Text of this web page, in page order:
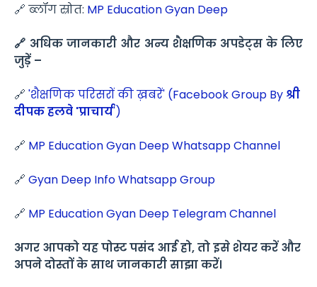
🔗 ब्लॉग स्रोत: MP Education Gyan Deep
🔗 अधिक जानकारी और अन्य शैक्षणिक अपडेट्स के लिए
जुड़ें –
🔗 'शैक्षणिक परिसरों की ख़बरें' (Facebook Group Byश्री
दीपक हलवे 'प्राचार्य')
🔗 MP Education Gyan Deep Whatsapp Channel
🔗 Gyan Deep Info Whatsapp Group
🔗 MP Education Gyan Deep Telegram Channel
अगर आपको यह पोस्ट पसंद आई हो, तो इसे शेयर करें और
अपने दोस्तों के साथ जानकारी साझा करें।